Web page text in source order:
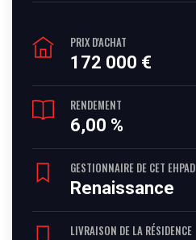
PRIX D'ACHAT
172 000 €
RENDEMENT
6,00 %
GESTIONNAIRE DE CET EHPAD
Renaissance
LIVRAISON DE LA RÉSIDENCE